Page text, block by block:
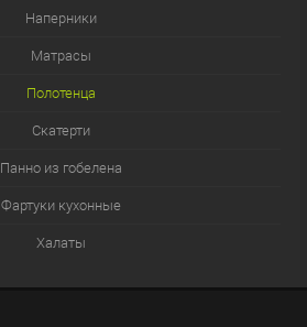
Наперники
Матрасы
Полотенца
Скатерти
Панно из гобелена
Фартуки кухонные
Халаты